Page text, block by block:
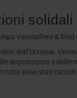
solidali
Veronafiere & filed
dell’Ucraina.
degustazioni e delle
sono stati